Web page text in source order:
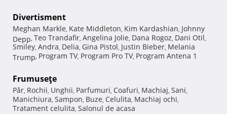
Divertisment
Meghan Markle, Kate Middleton, Kim Kardashian, Johnny
Depp, Teo Trandafir, Angelina Jolie, Dana Rogoz, Dani Otil,
Smiley, Andra, Delia, Gina Pistol, Justin Bieber, Melania
Trump, Program TV, Program Pro TV, Program Antena 1
Frumuseţe
Păr, Rochii, Unghii, Parfumuri, Coafuri, Machiaj, Sani,
Manichiura, Sampon, Buze, Celulita, Machiaj ochi,
Tratament celulita, Salonul de acasa